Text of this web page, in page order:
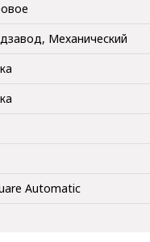
Механический
Automatic